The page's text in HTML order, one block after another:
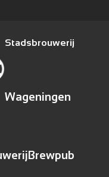
Stadsbrouwerij
Wageningen
Brewpub